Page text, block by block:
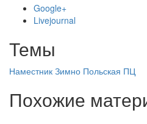
Google+
Livejournal
Темы
Наместник Зимно Польская ПЦ
Похожие